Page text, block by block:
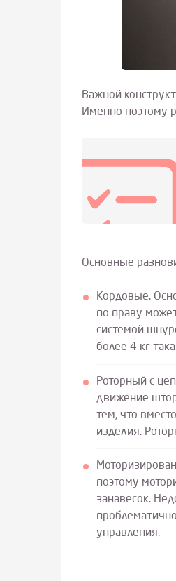
Важной
Именно поэтому
Основные
Кордовые.
по праву
системой
более 4 кг
Роторный с
движение
тем, что
изделия.
поэтому
занавесок.
управления.